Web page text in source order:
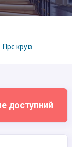
Про круїз
доступний